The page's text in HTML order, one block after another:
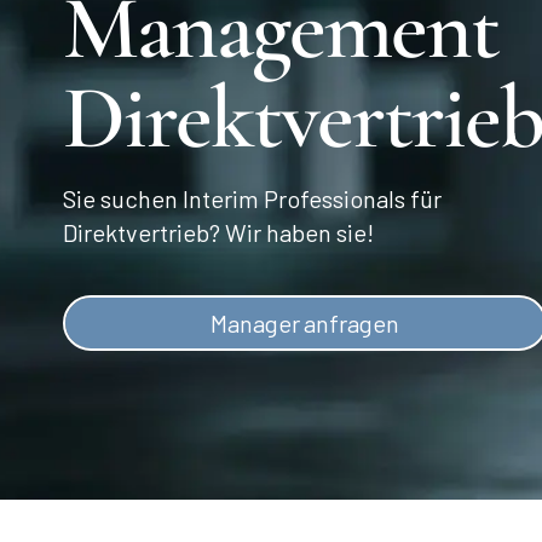
Management
Sie suchen Interim Professionals für
Direktvertrieb? Wir haben sie!
Manager anfragen